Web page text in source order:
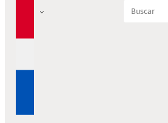
Buscar